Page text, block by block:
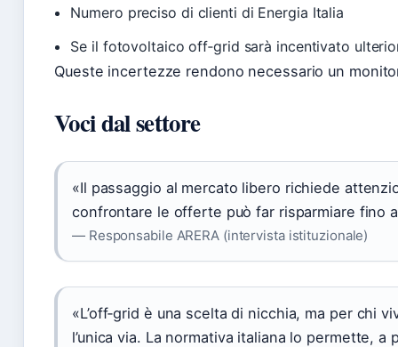
Numero preciso di clienti di Energia Italia
Se il fotovoltaico off‑grid sarà incentivato
Queste incertezze rendono necessario un
Voci dal settore
«Il passaggio al mercato libero richiede
confrontare le offerte può far risparmiare fino a
— Responsabile ARERA (intervista istituzionale)
«L’off‑grid è una scelta di nicchia, ma per chi
l’unica via. La normativa italiana lo permette,